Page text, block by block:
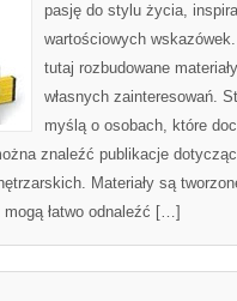
pasję do stylu życia,
wartościowych
tutaj rozbudowane
własnych zainteresowań.
myślą o osobach, które
znaleźć publikacje
Materiały są
łatwo odnaleźć […]